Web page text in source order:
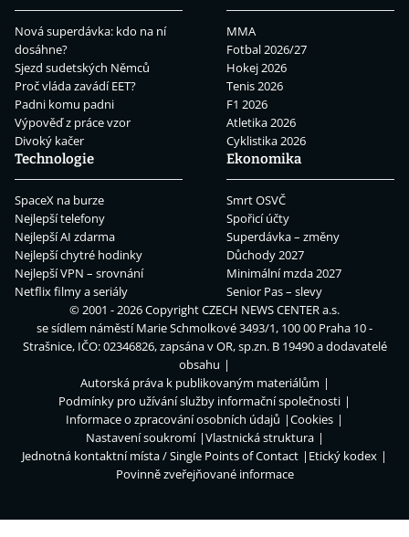
Nová superdávka: kdo na ní
dosáhne?
Sjezd sudetských Němců
Proč vláda zavádí EET?
Padni komu padni
Výpověď z práce vzor
Divoký kačer
MMA
Fotbal 2026/27
Hokej 2026
Tenis 2026
F1 2026
Atletika 2026
Cyklistika 2026
Technologie
SpaceX na burze
Nejlepší telefony
Nejlepší AI zdarma
Nejlepší chytré hodinky
Nejlepší VPN – srovnání
Netflix filmy a seriály
Ekonomika
Smrt OSVČ
Spořicí účty
Superdávka – změny
Důchody 2027
Minimální mzda 2027
Senior Pas – slevy
© 2001 - 2026 CopyrightCZECH NEWS CENTER a.s.
se sídlem náměstí Marie Schmolkové 3493/1, 100 00 Praha 10 -
Strašnice, IČO: 02346826, zapsána v OR, sp.zn. B 19490 a dodavatelé
obsahu
Autorská práva k publikovaným materiálům
Podmínky pro užívání služby informační společnosti
Informace o zpracování osobních údajů
Cookies
Nastavení soukromí
Vlastnická struktura
Jednotná kontaktní místa / Single Points of Contact
Etický kodex
Povinně zveřejňované informace